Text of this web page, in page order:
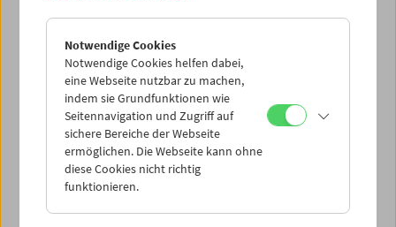
10. November 2002
Nach längerer Wien-Pause – und umfangreichen
Vortragsreihen in Paris, London, New York, Toronto und
anderen Städten – hält Peter Kubelka im Filmmuseum
wieder eine seiner lebendigen, anschaulichen
„Performance-Lectures“ zur Theorie und Praxis des
filmischen Denkens.
Der Vortrag findet im Rahmen des internationalen
Symposiums "Film / Denken" (8. bis 10. November) statt.
Notwendige Cookies
Notwendige Cookies helfen dabei,
eine Webseite nutzbar zu machen,
indem sie Grundfunktionen wie
Seitennavigation und Zugriff auf
sichere Bereiche der Webseite
ermöglichen. Die Webseite kann ohne
diese Cookies nicht richtig
funktionieren.